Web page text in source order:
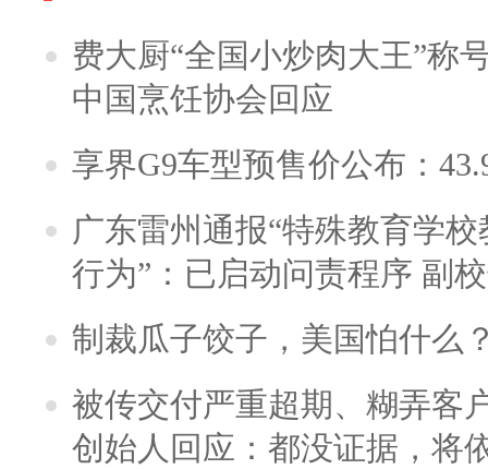
费大厨“全国小炒肉大王”称
中国烹饪协会回应
享界G9车型预售价公布：
广东雷州通报“特殊教育学
行为”：已启动问责程序 副
制裁瓜子饺子，美国怕什么
被传交付严重超期、糊弄客
创始人回应：都没证据，将